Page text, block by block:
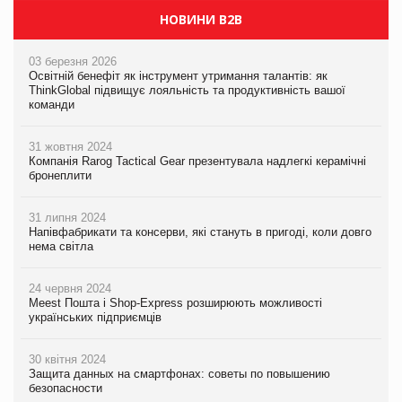
НОВИНИ B2B
03 березня 2026
Освітній бенефіт як інструмент утримання талантів: як
ThinkGlobal підвищує лояльність та продуктивність вашої
команди
31 жовтня 2024
Компанія Rarog Tactical Gear презентувала надлегкі керамічні
бронеплити
31 липня 2024
Напівфабрикати та консерви, які стануть в пригоді, коли довго
нема світла
24 червня 2024
Meest Пошта і Shop-Express розширюють можливості
українських підприємців
30 квітня 2024
Защита данных на смартфонах: советы по повышению
безопасности